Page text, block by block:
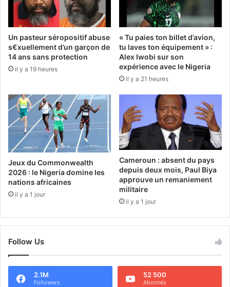
Un pasteur séropositif abuse
s€xuellement d’un garçon de
14 ans sans protection
il y a 19 heures
« Tu paies ton billet d’avion,
tu laves ton équipement » :
Alex Iwobi sur son
expérience avec le Nigeria
il y a 21 heures
Jeux du Commonwealth
2026 : le Nigeria domine les
nations africaines
il y a 1 jour
Cameroun : absent du pays
depuis deux mois, Paul Biya
approuve un remaniement
militaire
il y a 1 jour
Follow Us
2.1M
Followers
52 500
Abonnés